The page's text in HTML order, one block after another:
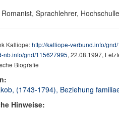
Sprachlehrer,
Kalliope:http://kalliope-verbund.info/
nb.info/gnd/115627995, 22.08.1997,
Biografie
(1743-1794), Beziehung
Hinweise: